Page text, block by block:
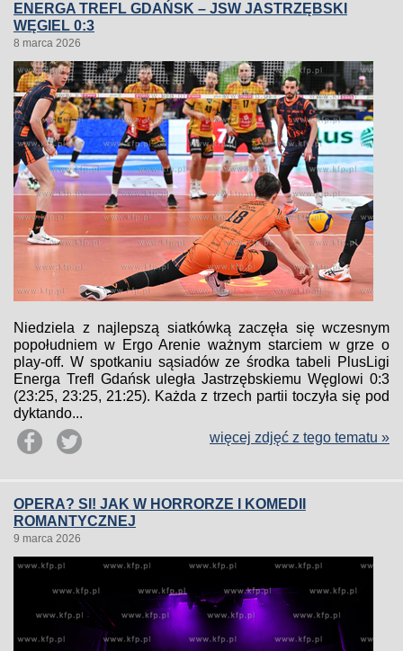
ENERGA TREFL GDAŃSK – JSW JASTRZĘBSKI
WĘGIEL 0:3
8 marca 2026
Niedziela z najlepszą siatkówką zaczęła się wczesnym
popołudniem w Ergo Arenie ważnym starciem w grze o
play-off. W spotkaniu sąsiadów ze środka tabeli PlusLigi
Energa Trefl Gdańsk uległa Jastrzębskiemu Węglowi 0:3
(23:25, 23:25, 21:25). Każda z trzech partii toczyła się pod
dyktando...
więcej zdjęć z tego tematu »
OPERA? SI! JAK W HORRORZE I KOMEDII
ROMANTYCZNEJ
9 marca 2026